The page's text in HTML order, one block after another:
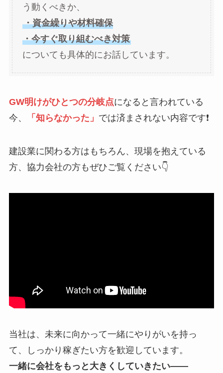
う動くべきか、
・資金繰りや材料確保
・今すぐ取り組むべき対策
についても具体的にお話しています。
GW明けがひとつの分岐点になると言われている
今、
「知らなかった」 では済まされない内容です❗
建設業に関わる方はもちろん、現場を抱えている
方、協力会社の方もぜひご覧ください👇
当社は、未来に向かって一緒にやりがいを持っ
て、しっかり稼ぎたい方を歓迎しています。
一緒に会社をもっと大きくしていきたい――